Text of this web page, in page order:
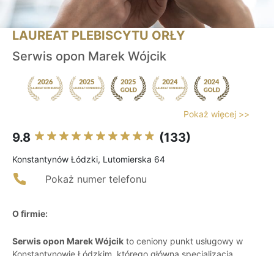
LAUREAT PLEBISCYTU ORŁY
Serwis opon Marek Wójcik
Pokaż więcej >>
9.8 (133)
Konstantynów Łódzki, Lutomierska 64
Pokaż numer telefonu
O firmie:
Serwis opon Marek Wójcik to ceniony punkt usługowy w
Konstantynowie Łódzkim, którego główną specjalizacją